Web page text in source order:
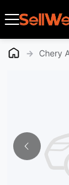
→ Chery